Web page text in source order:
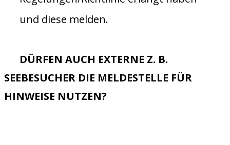
und diese melden.
DÜRFEN AUCH EXTERNE Z. B.
SEEBESUCHER DIE MELDESTELLE FÜR
HINWEISE NUTZEN?